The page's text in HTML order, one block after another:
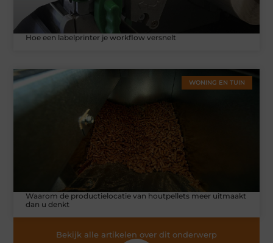
Hoe een labelprinter je workflow versnelt
WONING EN TUIN
Waarom de productielocatie van houtpellets meer uitmaakt
dan u denkt
Bekijk alle artikelen over dit onderwerp